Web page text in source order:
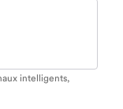
intelligents,